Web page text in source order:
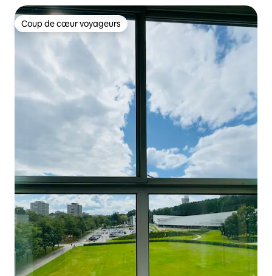
Coup de cœur voyageurs
Coup de cœur voyageurs